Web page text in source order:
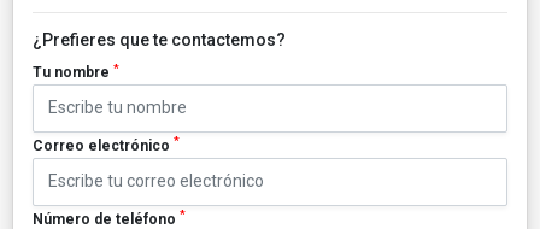
¿Prefieres que te contactemos?
Tu nombre *
Correo electrónico *
Número de teléfono *